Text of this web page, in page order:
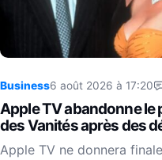
Business6 août 2026 à 17:20
Apple TV abandonne le
des Vanités après des
Apple TV ne donnera